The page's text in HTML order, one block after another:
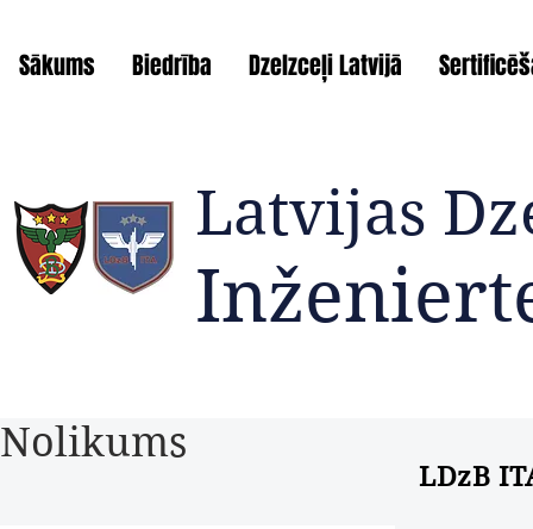
Sākums Biedrība Dzelzceļi Latvijā
Latvijas
Nolikums
LDzB